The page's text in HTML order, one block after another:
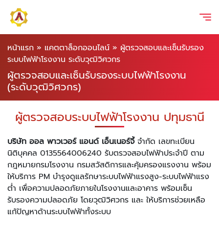
หน้าแรก » แคตตาล็อกออนไลน์ » ผู้ตรวจสอบและเซ็นรับรอง
ระบบไฟฟ้าโรงงาน ระดับวุฒิวิศวกร
ผู้ตรวจสอบและเซ็นรับรองระบบไฟฟ้าโรงงาน
(ระดับวุฒิวิศวกร)
ผู้ตรวจสอบระบบไฟฟ้าโรงงาน ปทุมธานี
บริษัท ออล พาวเวอร์ แอนด์ เอ็นเนอร์จี้จำกัด เลขทะเบียน
นิติบุคคล 0135564006240 รับตรวจสอบไฟฟ้าประจำปี ตาม
กฎหมายกรมโรงงาน กรมสวัสดิการและคุ้มครองแรงงาน พร้อม
ให้บริการ PM บำรุงดูแลรักษาระบบไฟฟ้าแรงสูง-ระบบไฟฟ้าแรง
ต่ำ เพื่อความปลอดภัยภายในโรงงานและอาคาร พร้อมเซ็น
รับรองความปลอดภัย โดยวุฒิวิศวกร และ ให้บริการช่วยเหลือ
แก้ปัญหาด้านระบบไฟฟ้าทั้งระบบ